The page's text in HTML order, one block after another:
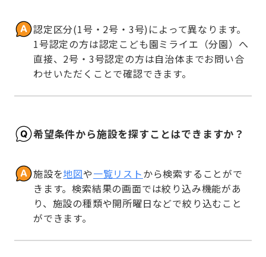
認定区分(1号・2号・3号)によって異なります。
1号認定の方は認定こども園ミライエ（分園）へ
直接、2号・3号認定の方は自治体までお問い合
わせいただくことで確認できます。
希望条件から施設を探すことはできますか？
施設を地図や一覧リストから検索することがで
きます。検索結果の画面では絞り込み機能があ
り、施設の種類や開所曜日などで絞り込むこと
ができます。